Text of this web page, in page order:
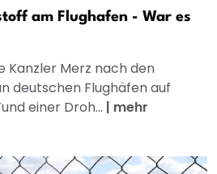
am Flughafen - War es
Kanzler Merz nach den
deutschen Flughäfen auf
einer Droh... | mehr